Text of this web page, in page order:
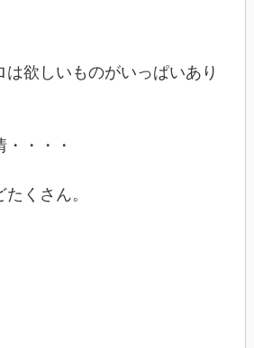
は欲しいものがいっぱいあり
・・・
くさん。